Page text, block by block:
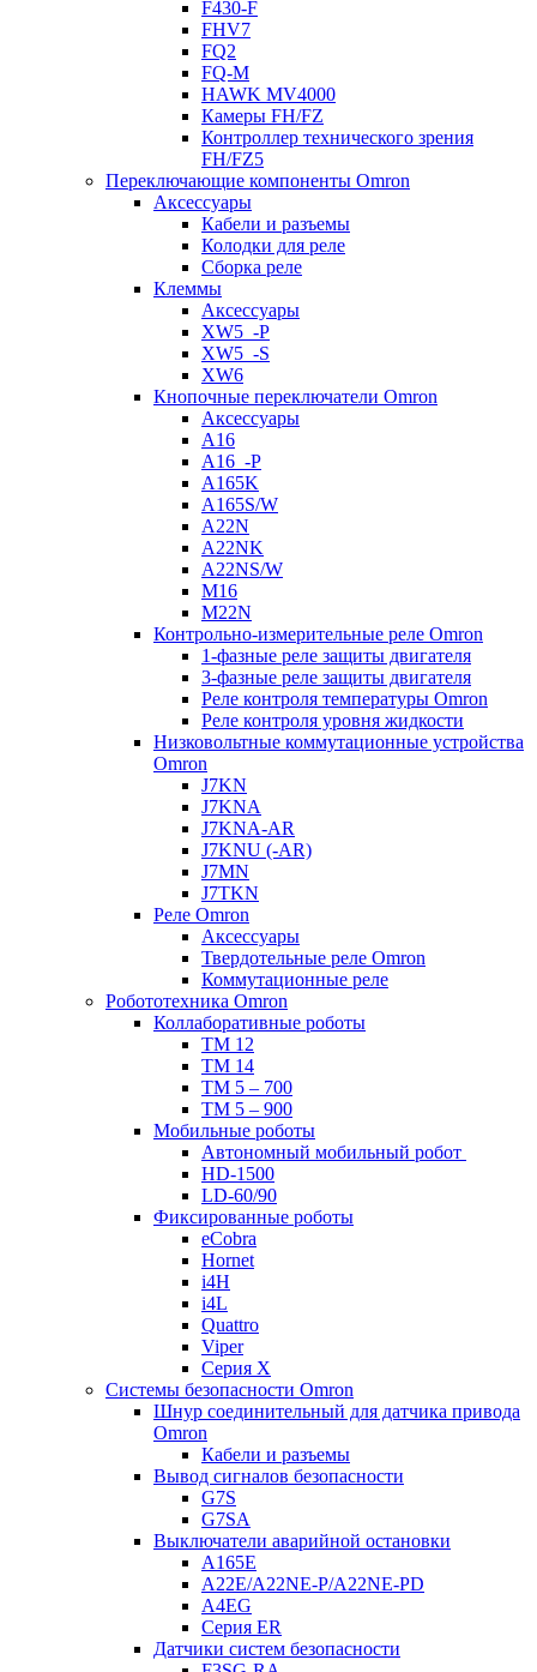
F430-F
FHV7
FQ2
FQ-M
HAWK MV4000
Камеры FH/FZ
Контроллер технического зрения
FH/FZ5
Переключающие компоненты Omron
Аксессуары
Кабели и разъемы
Колодки для реле
Сборка реле
Клеммы
Аксессуары
XW5_-P
XW5_-S
XW6
Кнопочные переключатели Omron
Аксессуары
A16
A16_-P
A165K
A165S/W
A22N
A22NK
A22NS/W
M16
M22N
Контрольно-измерительные реле Omron
1-фазные реле защиты двигателя
3-фазные реле защиты двигателя
Реле контроля температуры Omron
Реле контроля уровня жидкости
Низковольтные коммутационные устройства
Omron
J7KN
J7KNA
J7KNA-AR
J7KNU (-AR)
J7MN
J7TKN
Реле Omron
Аксессуары
Твердотельные реле Omron
Коммутационные реле
Робототехника Omron
Коллаборативные роботы
TM 12
TM 14
TM 5 – 700
TM 5 – 900
Мобильные роботы
Автономный мобильный робот
HD-1500
LD-60/90
Фиксированные роботы
eCobra
Hornet
i4H
i4L
Quattro
Viper
Серия X
Системы безопасности Omron
Шнур соединительный для датчика привода
Omron
Кабели и разъемы
Вывод сигналов безопасности
G7S
G7SA
Выключатели аварийной остановки
A165E
A22E/A22NE-P/A22NE-PD
A4EG
Серия ER
Датчики систем безопасности